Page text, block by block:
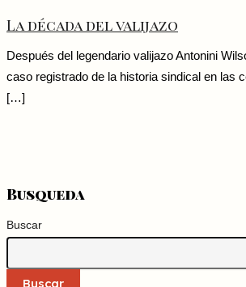
La década del valijazo
Después del legendario valijazo Antonini
caso registrado de la historia sindical en las
[…]
Busqueda
Buscar
Buscar